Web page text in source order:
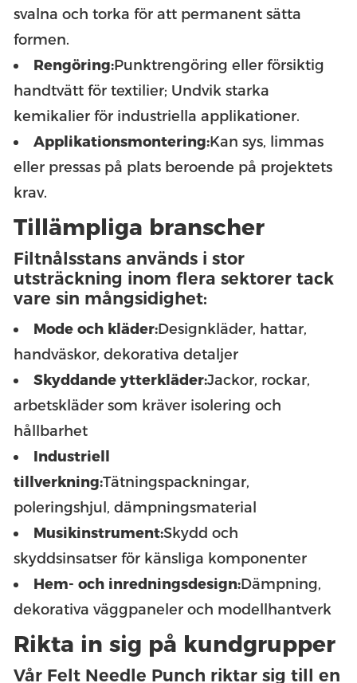
svalna och torka för att permanent sätta
formen.
Rengöring:Punktrengöring eller försiktig
handtvätt för textilier; Undvik starka
kemikalier för industriella applikationer.
Applikationsmontering:Kan sys, limmas
eller pressas på plats beroende på projektets
krav.
Tillämpliga branscher
Filtnålsstans används i stor
utsträckning inom flera sektorer tack
vare sin mångsidighet:
Mode och kläder:Designkläder, hattar,
handväskor, dekorativa detaljer
Skyddande ytterkläder:Jackor, rockar,
arbetskläder som kräver isolering och
hållbarhet
Industriell
tillverkning:Tätningspackningar,
poleringshjul, dämpningsmaterial
Musikinstrument:Skydd och
skyddsinsatser för känsliga komponenter
Hem- och inredningsdesign:Dämpning,
dekorativa väggpaneler och modellhantverk
Rikta in sig på kundgrupper
Vår Felt Needle Punch riktar sig till en